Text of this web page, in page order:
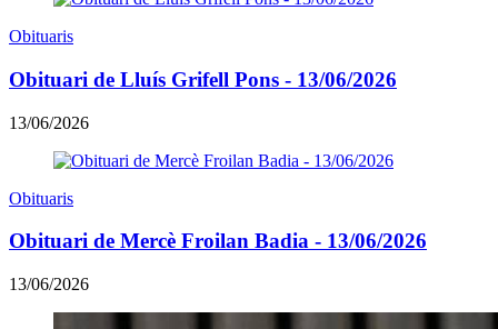
Obituaris
Obituari de Lluís Grifell Pons - 13/06/2026
13/06/2026
Obituaris
Obituari de Mercè Froilan Badia - 13/06/2026
13/06/2026